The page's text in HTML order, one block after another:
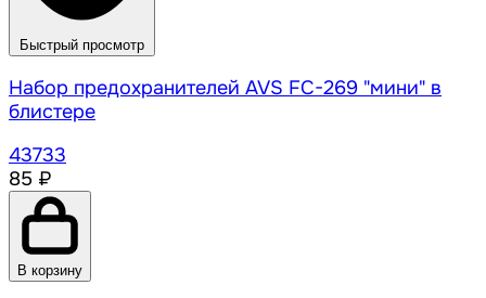
Быстрый просмотр
Набор предохранителей AVS FC-269 "мини" в
блистере
43733
85 ₽
В корзину